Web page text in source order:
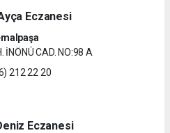
Eczanesi
İNÖNÜ CAD. NO:98 A
212 22 20
Eczanesi